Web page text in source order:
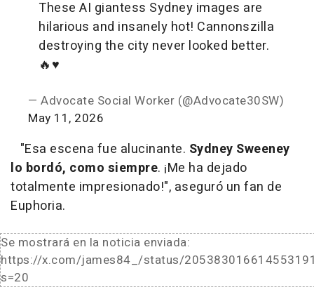
These AI giantess Sydney images are
hilarious and insanely hot! Cannonszilla
destroying the city never looked better.
🔥♥️
— Advocate Social Worker (@Advocate30SW)
May 11, 2026
"Esa escena fue alucinante. Sydney Sweeney
lo bordó, como siempre. ¡Me ha dejado
totalmente impresionado!", aseguró un fan de
Euphoria.
Se mostrará en la noticia enviada:
https://x.com/james84_/status/
s=20